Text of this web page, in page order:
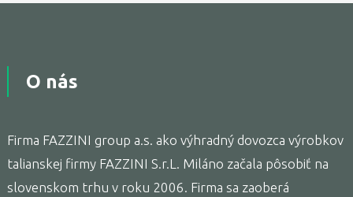
O nás
Firma FAZZINI group a.s. ako výhradný dovozca výrobkov
talianskej firmy FAZZINI S.r.L. Miláno začala pôsobiť na
slovenskom trhu v roku 2006. Firma sa zaoberá